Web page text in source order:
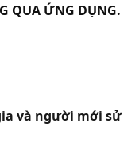
QUA ỨNG DỤNG.
và người mới sử